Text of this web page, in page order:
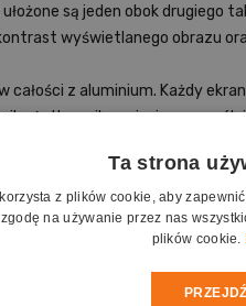
są jeden obok drugiego
wyświetlanego obrazu
całości z aluminium. Każdy
użytkownika opisujący sposób
dwa spośród poniższych
Ta strona
z plików cookie, aby
na używanie przez nas
plików cookie.